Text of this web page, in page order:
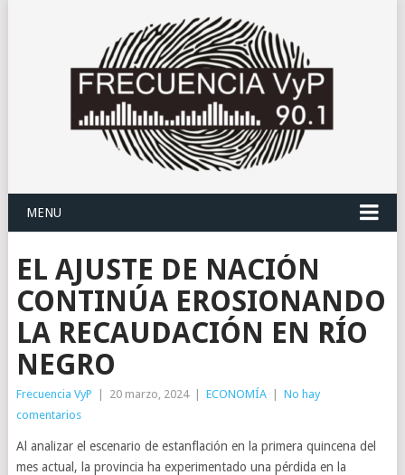
MENU
EL AJUSTE DE NACIÓN
CONTINÚA EROSIONANDO
LA RECAUDACIÓN EN RÍO
NEGRO
Frecuencia VyP 20 marzo, 2024 ECONOMÍA
No hay
comentarios
Al analizar el escenario de estanflación en la primera quincena del
mes actual, la provincia ha experimentado una pérdida en la